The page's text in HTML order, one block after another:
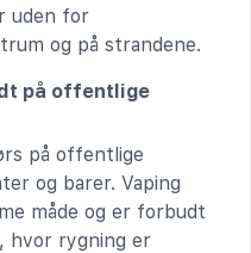
uden for
og på strandene.
på offentlige
på offentlige
og barer. Vaping
måde og er forbudt
hvor rygning er